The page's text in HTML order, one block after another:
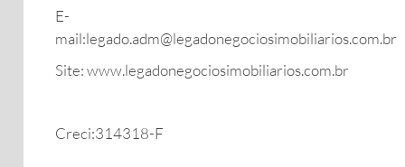
E-
mail:legado.adm@legadonegociosimobiliarios.com.br
Site: www.legadonegociosimobiliarios.com.br
Creci:314318-F